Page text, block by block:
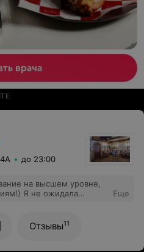
до 23:00
на высшем уровне,
Я не ожидала
красиво, подстроились
и качественно!
мама сказала, что давно
Еще
Отзывы11